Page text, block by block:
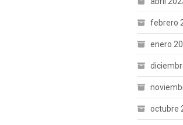
febrero
enero
octubre